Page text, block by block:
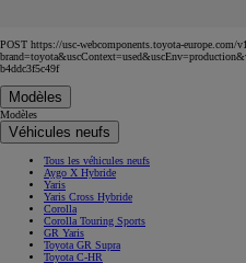
POST https://usc-webcomponents.toyota-europe.com/
b4ddc3f5c49f
Modèles
Modèles
Véhicules neufs
Tous les véhicules neufs
Aygo X Hybride
Yaris
Yaris Cross Hybride
Corolla
Corolla Touring Sports
GR Yaris
Toyota GR Supra
Toyota C-HR